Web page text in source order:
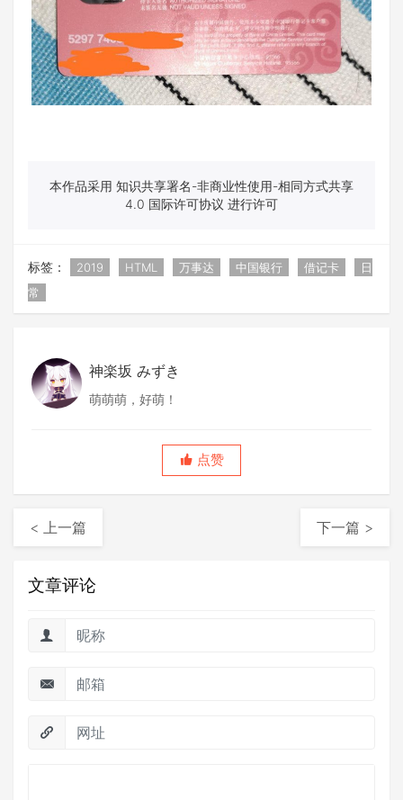
本作品采用 知识共享署名-非商业性使用-相同方式共享
4.0 国际许可协议 进行许可
标签： 2019 HTML 万事达 中国银行 借记卡
日
常
神楽坂 みずき
萌萌萌，好萌！
点赞
< 上一篇 下一篇 >
文章评论